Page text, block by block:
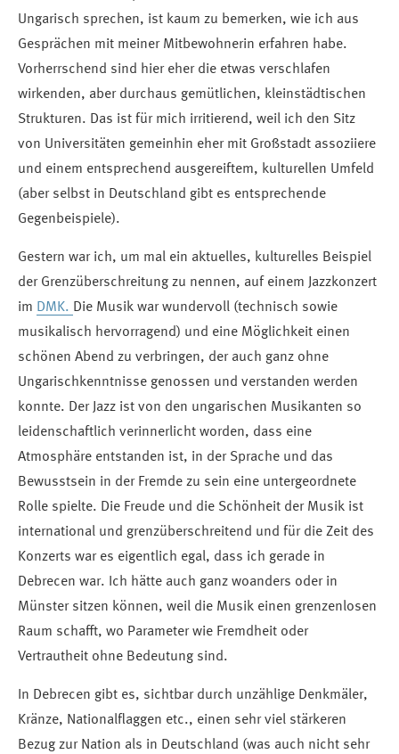
Ungarisch sprechen, ist kaum zu bemerken, wie ich aus
Gesprächen mit meiner Mitbewohnerin erfahren habe.
Vorherrschend sind hier eher die etwas verschlafen
wirkenden, aber durchaus gemütlichen, kleinstädtischen
Strukturen. Das ist für mich irritierend, weil ich den Sitz
von Universitäten gemeinhin eher mit Großstadt assoziiere
und einem entsprechend ausgereiftem, kulturellen Umfeld
(aber selbst in Deutschland gibt es entsprechende
Gegenbeispiele).
Gestern war ich, um mal ein aktuelles, kulturelles Beispiel
der Grenzüberschreitung zu nennen, auf einem Jazzkonzert
im DMK. Die Musik war wundervoll (technisch sowie
musikalisch hervorragend) und eine Möglichkeit einen
schönen Abend zu verbringen, der auch ganz ohne
Ungarischkenntnisse genossen und verstanden werden
konnte. Der Jazz ist von den ungarischen Musikanten so
leidenschaftlich verinnerlicht worden, dass eine
Atmosphäre entstanden ist, in der Sprache und das
Bewusstsein in der Fremde zu sein eine untergeordnete
Rolle spielte. Die Freude und die Schönheit der Musik ist
international und grenzüberschreitend und für die Zeit des
Konzerts war es eigentlich egal, dass ich gerade in
Debrecen war. Ich hätte auch ganz woanders oder in
Münster sitzen können, weil die Musik einen grenzenlosen
Raum schafft, wo Parameter wie Fremdheit oder
Vertrautheit ohne Bedeutung sind.
In Debrecen gibt es, sichtbar durch unzählige Denkmäler,
Kränze, Nationalflaggen etc., einen sehr viel stärkeren
Bezug zur Nation als in Deutschland (was auch nicht sehr